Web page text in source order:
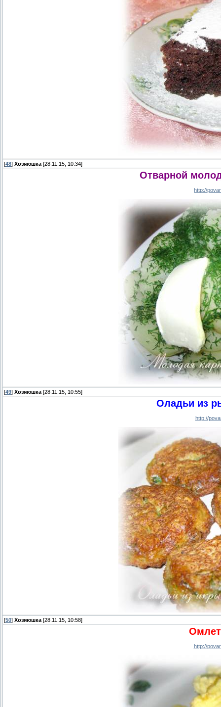
[48] Хозяюшка [28.11.15, 10:34]
Отварной
http://
[49] Хозяюшка [28.11.15, 10:55]
Оладьи из
http://
[50] Хозяюшка [28.11.15, 10:58]
http://